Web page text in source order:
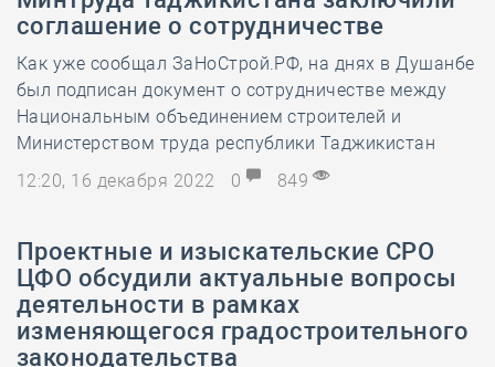
соглашение о сотрудничестве
Как уже сообщал ЗаНоСтрой.РФ, на днях в Душанбе
был подписан документ о сотрудничестве между
Национальным объединением строителей и
Министерством труда республики Таджикистан
12:20, 16 декабря 2022
0 849
Проектные и изыскательские СРО
ЦФО обсудили актуальные вопросы
деятельности в рамках
изменяющегося градостроительного
законодательства